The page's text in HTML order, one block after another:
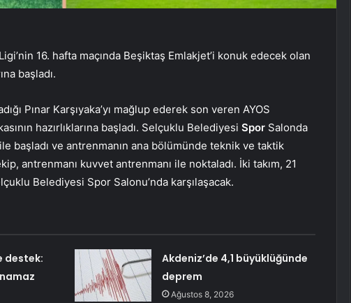
16. hafta maçında Beşiktaş Emlakjet’i konuk edecek olan
başladı.
Pınar Karşıyaka’yı mağlup ederek son veren AYOS
hazırlıklarına başladı. Selçuklu Belediyesi Spor Salonda
ile başladı ve antrenmanın ana bölümünde teknik ve taktik
antrenmanı kuvvet antrenmanı ile noktaladı. İki takım, 21
Belediyesi Spor Salonu’nda karşılaşacak.
destek:
Akdeniz’de 4,1 büyüklüğünde
deprem
Ağustos 8, 2026